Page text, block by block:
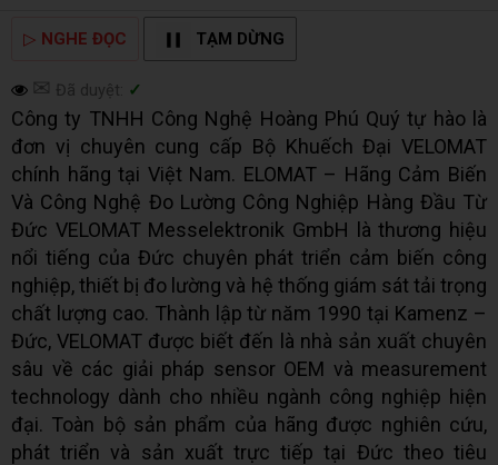
▷ NGHE ĐỌC TẠM DỪNG
✉ Đã duyệt: ✓
Công ty TNHH Công Nghệ Hoàng Phú Quý tự hào là
đơn vị chuyên cung cấp Bộ Khuếch Đại VELOMAT
chính hãng tại Việt Nam. ELOMAT – Hãng Cảm Biến
Và Công Nghệ Đo Lường Công Nghiệp Hàng Đầu Từ
Đức VELOMAT Messelektronik GmbH là thương hiệu
nổi tiếng của Đức chuyên phát triển cảm biến công
nghiệp, thiết bị đo lường và hệ thống giám sát tải trọng
chất lượng cao. Thành lập từ năm 1990 tại Kamenz –
Đức, VELOMAT được biết đến là nhà sản xuất chuyên
sâu về các giải pháp sensor OEM và measurement
technology dành cho nhiều ngành công nghiệp hiện
đại. Toàn bộ sản phẩm của hãng được nghiên cứu,
phát triển và sản xuất trực tiếp tại Đức theo tiêu